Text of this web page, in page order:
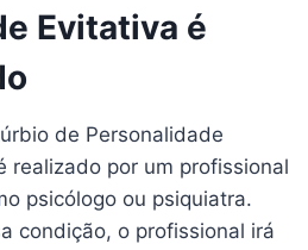
Evitativa é
de Personalidade
realizado por um profissional
psicólogo ou psiquiatra.
condição, o profissional irá